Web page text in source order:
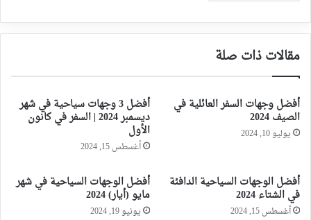
مقالات ذات صلة
أفضل وجهات السفر العائلية في
الصيف 2024
يوليو 10, 2024
أفضل 3 وجهات سياحية في شهر
ديسمبر 2024 | السفر في كانون
الأول
أغسطس 15, 2024
أفضل الوجهات السياحية الدافئة
في الشتاء 2024
أغسطس 15, 2024
أفضل الوجهات السياحية في شهر
مايو (أيار) 2024
يونيو 19, 2024